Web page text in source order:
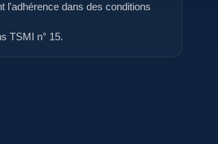
l'adhérence dans des conditions
TSMI n° 15.